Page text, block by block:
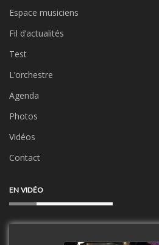
Espace musiciens
Fil d’actualités
Test
L’orchestre
Agenda
Photos
Vidéos
Contact
EN VIDÉO